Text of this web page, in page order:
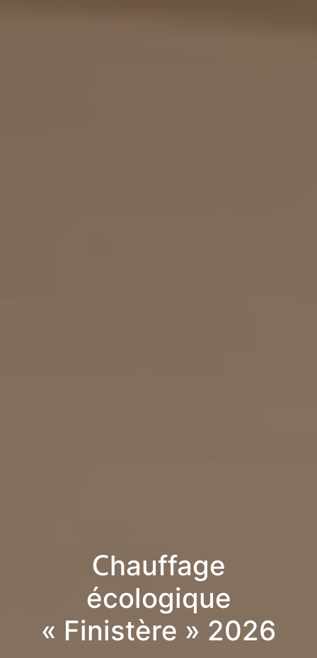
Chauffage
écologique
« Finistère » 2026